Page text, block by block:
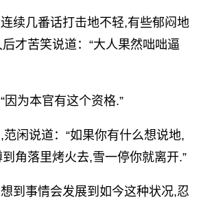
续几番话打击地不轻,有些郁闷地
才苦笑说道：“大人果然咄咄逼
为本官有这个资格.”
闲说道：“如果你有什么想说地,
角落里烤火去,雪一停你就离开.”
到事情会发展到如今这种状况,忍